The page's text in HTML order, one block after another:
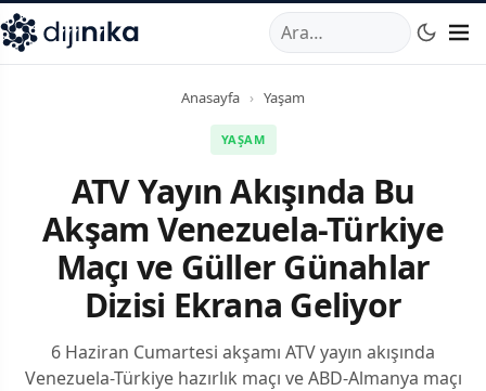
,Marmara Mahallesi,Beylikdüzü34520TRTelefon:0850
Anasayfa › Yaşam
YAŞAM
ATV Yayın Akışında Bu
Akşam Venezuela-Türkiye
Maçı ve Güller Günahlar
Dizisi Ekrana Geliyor
6 Haziran Cumartesi akşamı ATV yayın akışında
Venezuela-Türkiye hazırlık maçı ve ABD-Almanya maçı